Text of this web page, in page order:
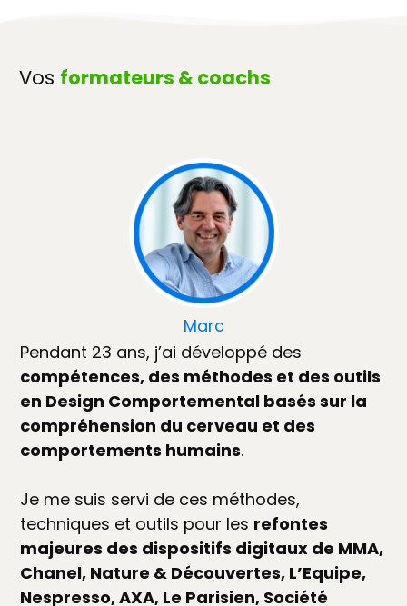
Vos formateurs & coachs
Marc
Pendant 23 ans, j’ai développé des
compétences, des méthodes et des outils
en Design Comportemental basés sur la
compréhension du cerveau et des
comportements humains.
Je me suis servi de ces méthodes,
techniques et outils pour les refontes
majeures des dispositifs digitaux de MMA,
Chanel, Nature & Découvertes, L’Equipe,
Nespresso, AXA, Le Parisien, Société